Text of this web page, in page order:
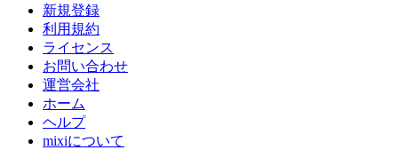
新規登録
利用規約
ライセンス
お問い合わせ
運営会社
ホーム
ヘルプ
mixiについて